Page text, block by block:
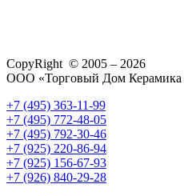
CopyRight © 2005 – 2026
ООО «Торговый Дом Керамика
+7 (495) 363-11-99
+7 (495) 772-48-05
+7 (495) 792-30-46
+7 (925) 220-86-94
+7 (925) 156-67-93
+7 (926) 840-29-28